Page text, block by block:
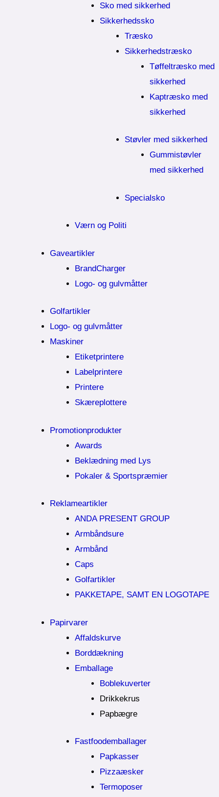
Sko med sikkerhed
Sikkerhedssko
Træsko
Sikkerhedstræsko
Tøffeltræsko med
sikkerhed
Kaptræsko med
sikkerhed
Støvler med sikkerhed
Gummistøvler
med sikkerhed
Specialsko
Værn og Politi
Gaveartikler
BrandCharger
Logo- og gulvmåtter
Golfartikler
Logo- og gulvmåtter
Maskiner
Etiketprintere
Labelprintere
Printere
Skæreplottere
Promotionprodukter
Awards
Beklædning med Lys
Pokaler & Sportspræmier
Reklameartikler
ANDA PRESENT GROUP
Armbåndsure
Armbånd
Caps
Golfartikler
PAKKETAPE, SAMT EN LOGOTAPE
Papirvarer
Affaldskurve
Borddækning
Emballage
Boblekuverter
Drikkekrus
Papbægre
Fastfoodemballager
Papkasser
Pizzaæsker
Termoposer